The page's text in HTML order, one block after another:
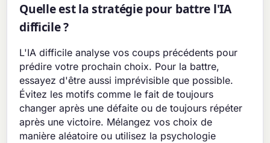
Quelle est la stratégie pour battre l'IA
difficile ?
L'IA difficile analyse vos coups précédents pour
prédire votre prochain choix. Pour la battre,
essayez d'être aussi imprévisible que possible.
Évitez les motifs comme le fait de toujours
changer après une défaite ou de toujours répéter
après une victoire. Mélangez vos choix de
manière aléatoire ou utilisez la psychologie